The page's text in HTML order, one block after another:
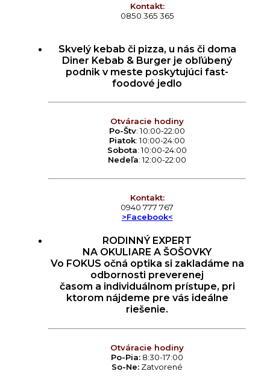
Kontakt:
0850 365 365
Skvelý kebab či pizza, u nás či doma
Diner Kebab & Burger je obľúbený
podnik v meste poskytujúci fast-
foodové jedlo
Otváracie hodiny
Po-Štv: 10:00-22:00
Piatok: 10:00-24:00
Sobota: 10:00-24:00
Nedeľa: 12:00-22:00
Kontakt:
0940 777 767
>Facebook<
RODINNÝ EXPERT
NA OKULIARE A ŠOŠOVKY
Vo FOKUS očná optika si zakladáme na
odbornosti preverenej
časom a individuálnom prístupe, pri
ktorom nájdeme pre vás ideálne
riešenie.
Otváracie hodiny
Po-Pia: 8:30-17:00
So-Ne: Zatvorené